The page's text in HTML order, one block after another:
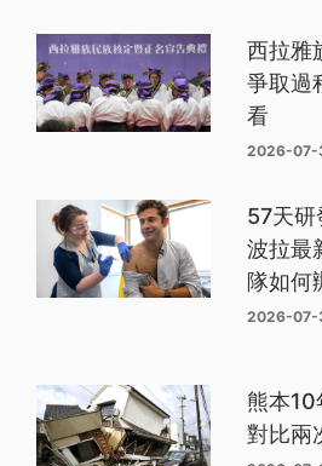
西拉雅
爭取過
看
2026-07-
57天研
波拉最
隊如何
2026-07-
熊本10
對比兩